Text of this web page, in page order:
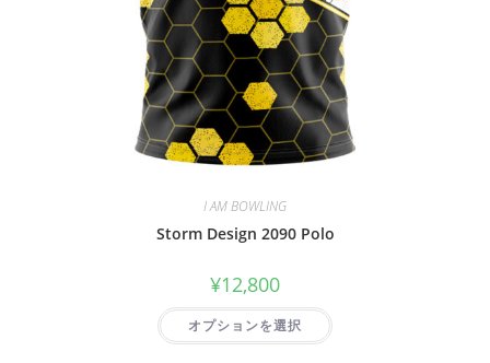
I AM BOWLING
Storm Design 2090 Polo
¥12,800
オプションを選択